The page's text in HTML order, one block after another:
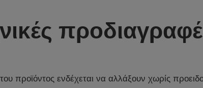
προϊόντος ενδέχεται να αλλάξουν χωρίς